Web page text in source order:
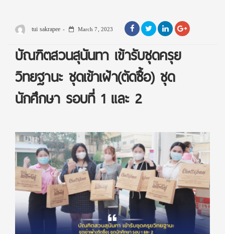
tui sakrapee March 7, 2023
บัณฑิตสวนสุนันทา เข้ารับชุดครุย
วิทยฐานะ ชุดเข้าเฝ้า(ตัดซื้อ) ชุด
นักศึกษา รอบที่ 1 และ 2